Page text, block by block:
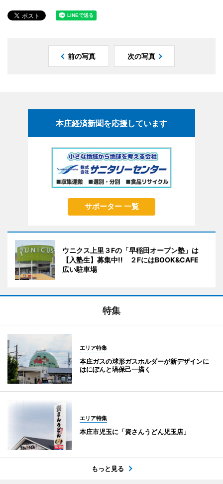
前の写真 次の写真
本庄経済新聞を応援しています
サポーター 一覧
ウニクス上里３Fの「早稲田オープン塾」は
【入塾生】募集中!! ２FにはBOOK&CAFE
広い駐車場
特集
エリア特集
本庄ガスの球形ガスホルダーが新デザインに
はにぽんと塙保己一描く
エリア特集
本庄市児玉に「資さんうどん児玉店」
もっと見る